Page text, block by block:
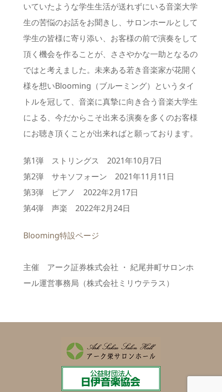
いていたような学生生活が送れずにいる音楽大学
生の苦悩のお話をお聞きし、サロンホールとして
学生の皆様に寄り添い、お客様の前で演奏をして
頂く機会を作ることが、ささやかな一助となるの
ではと考えました。未来ある若き音楽家が花開く
様を想いBlooming（ブルーミング）というタイ
トルを冠して、音楽に真摯に向き合う音楽大学生
による、今だからこそ出来る演奏を多くのお客様
にお聴き頂くことが出来ればと願っております。
第1弾 ストリングス 2021年10月7日
第2弾 サキソフォーン 2021年11月11日
第3弾 ピアノ 2022年2月17日
第4弾 声楽 2022年2月24日
Blooming特設ページ
主催 アーク証券株式会社 ・ 紀尾井町サロンホ
ール運営事務局（株式会社ミリウテラス）